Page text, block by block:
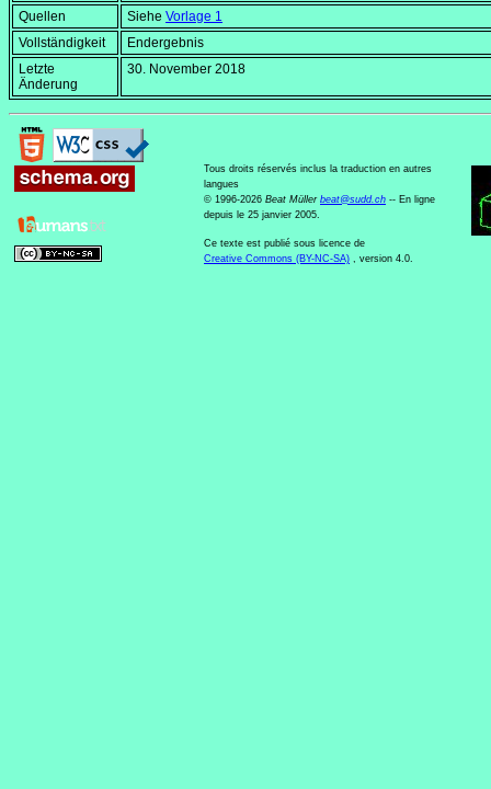
Quellen
Siehe Vorlage 1
Vollständigkeit
Endergebnis
Letzte
Änderung
30. November 2018
Tous droits réservés inclus la traduction en autres
langues
© 1996-2026 Beat Müller beat@sudd.ch -- En ligne
depuis le 25 janvier 2005.
Ce texte est publié sous licence de
Creative Commons (BY-NC-SA) , version 4.0.